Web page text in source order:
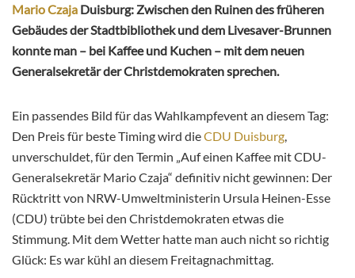
Mario Czaja Duisburg: Zwischen den Ruinen des früheren
Gebäudes der Stadtbibliothek und dem Livesaver-Brunnen
konnte man – bei Kaffee und Kuchen – mit dem neuen
Generalsekretär der Christdemokraten sprechen.
Ein passendes Bild für das Wahlkampfevent an diesem Tag:
Den Preis für beste Timing wird dieCDU Duisburg
unverschuldet, für den Termin „Auf einen Kaffee mit CDU-
Generalsekretär Mario Czaja“ definitiv nicht gewinnen: Der
Rücktritt von NRW-Umweltministerin Ursula Heinen-Esse
(CDU) trübte bei den Christdemokraten etwas die
Stimmung. Mit dem Wetter hatte man auch nicht so richtig
Glück: Es war kühl an diesem Freitagnachmittag.